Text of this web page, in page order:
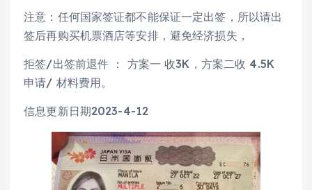
注意：任何国家签证都不能保证一定出签，所以请出
签后再购买机票酒店等安排，避免经济损失，
拒签/出签前退件 ： 方案一 收3K，方案二收 4.5K
申请/ 材料费用。
信息更新日期2023-4-12